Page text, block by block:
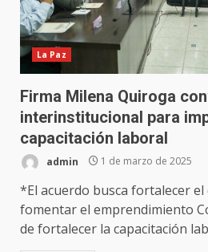
La Paz
Firma Milena Quiroga
interinstitucional para
capacitación laboral
admin 1 de marzo de 2025
*El acuerdo busca fortalecer
fomentar el emprendimiento
de fortalecer la capacitación